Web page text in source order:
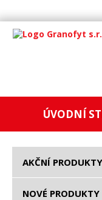
ÚVODNÍ
AKČNÍ PRODUKTY
NOVÉ PRODUKTY